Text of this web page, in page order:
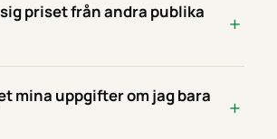
priset från andra publika
mina uppgifter om jag bara